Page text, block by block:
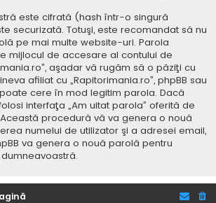
este cifrată (hash într-o singură
securizată. Totuşi, este recomandat să nu
pe mai multe website-uri. Parola
mijlocul de accesare al contului de
aşadar vă rugăm să o păziţi cu
afiliat cu „Rapitorimania.ro”, phpBB sau
cere în mod legitim parola. Dacă
interfaţa „Am uitat parola” oferită de
procedură vă va genera o nouă
numelui de utilizator şi a adresei email,
va genera o nouă parolă pentru